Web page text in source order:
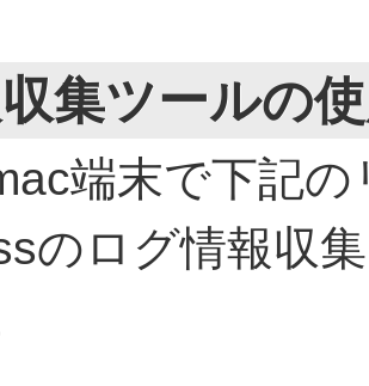
集ツールの
端末で下記
のログ情報収